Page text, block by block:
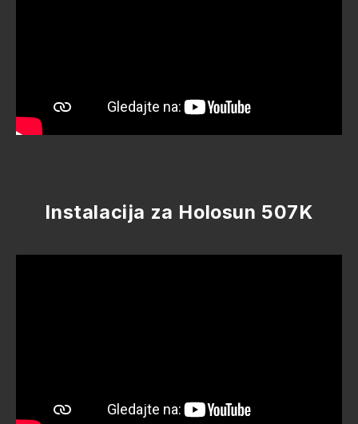
Instalacija za Holosun 507K